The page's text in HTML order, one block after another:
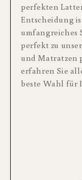
perfekten
Entscheidung
umfangreiches
perfekt zu
und Matratzen
erfahren Sie
beste Wahl für